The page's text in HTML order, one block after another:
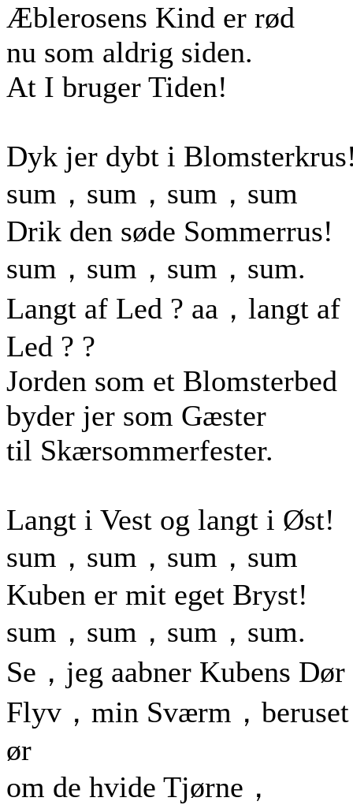
Æblerosens Kind er rød
nu som aldrig siden.
At I bruger Tiden!
Dyk jer dybt i
sum，sum，sum，sum
Drik den søde Sommerrus!
sum，sum，sum，sum.
Langt af Led ? aa，langt af
Led ? ?
Jorden som et Blomsterbed
byder jer som Gæster
til Skærsommerfester.
Langt i Vest og langt i Øst!
sum，sum，sum，sum
Kuben er mit eget Bryst!
sum，sum，sum，sum.
Se，jeg aabner Kubens Dør
Flyv，min Sværm，
ør
om de hvide Tjørne，